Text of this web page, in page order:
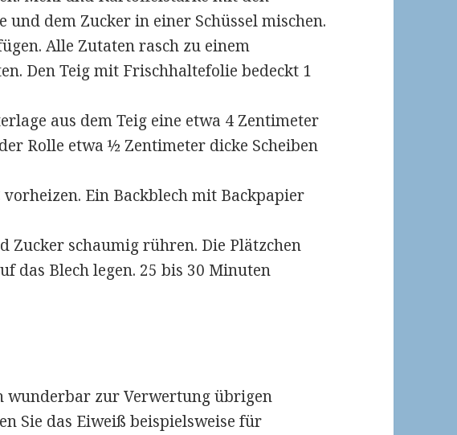
und dem Zucker in einer Schüssel mischen.
Alle Zutaten rasch zu einem
Den Teig mit Frischhaltefolie bedeckt 1
aus dem Teig eine etwa 4 Zentimeter
Rolle etwa ½ Zentimeter dicke Scheiben
vorheizen. Ein Backblech mit Backpapier
Zucker schaumig rühren. Die Plätzchen
das Blech legen. 25 bis 30 Minuten
wunderbar zur Verwertung übrigen
Sie das Eiweiß beispielsweise für